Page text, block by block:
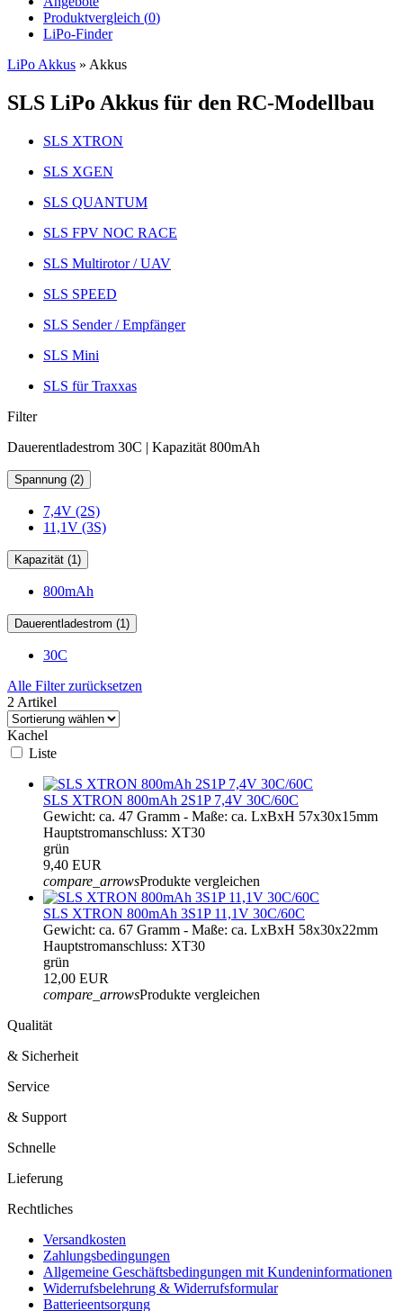
Produktvergleich (0)
LiPo-Finder
LiPo Akkus » Akkus
SLS LiPo Akkus für den RC-Modellbau
SLS XTRON
SLS XGEN
SLS QUANTUM
SLS FPV NOC RACE
SLS Multirotor / UAV
SLS SPEED
SLS Sender / Empfänger
SLS Mini
SLS für Traxxas
Filter
Dauerentladestrom 30C | Kapazität 800mAh
Spannung (2)
7,4V (2S)
11,1V (3S)
Kapazität (1)
800mAh
Dauerentladestrom (1)
30C
Alle Filter zurücksetzen
2 Artikel
Kachel
Liste
SLS XTRON 800mAh 2S1P 7,4V 30C/60C
Gewicht: ca. 47 Gramm - Maße: ca. LxBxH 57x30x15mm
Hauptstromanschluss: XT30
grün
9,40 EUR
compare_arrowsProdukte vergleichen
SLS XTRON 800mAh 3S1P 11,1V 30C/60C
Gewicht: ca. 67 Gramm - Maße: ca. LxBxH 58x30x22mm
Hauptstromanschluss: XT30
grün
12,00 EUR
compare_arrowsProdukte vergleichen
Qualität
& Sicherheit
Service
& Support
Schnelle
Lieferung
Rechtliches
Versandkosten
Zahlungsbedingungen
Allgemeine Geschäftsbedingungen mit Kundeninformationen
Widerrufsbelehrung & Widerrufsformular
Batterieentsorgung